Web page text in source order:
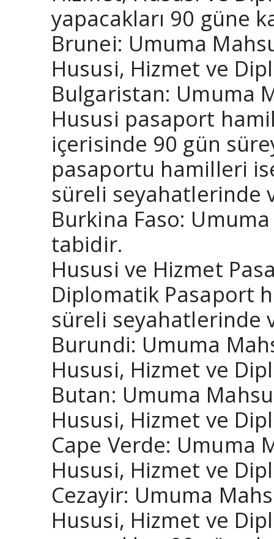
yapacakları 90 güne
Brunei: Umuma
Hususi, Hizmet ve
Bulgaristan: Umuma
Hususi pasaport
içerisinde 90 gün
pasaportu hamilleri
süreli seyahatlerinde
Burkina Faso:
tabidir.
Hususi ve Hizmet
Diplomatik Pasaport
süreli seyahatlerinde
Burundi: Umuma
Hususi, Hizmet ve
Butan: Umuma
Hususi, Hizmet ve
Cape Verde: Umuma
Hususi, Hizmet ve
Cezayir: Umuma
Hususi, Hizmet ve